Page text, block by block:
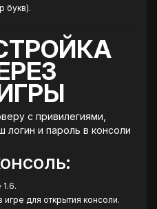
букв).
с привилегиями,
и пароль в консоли
игре для открытия консоли.